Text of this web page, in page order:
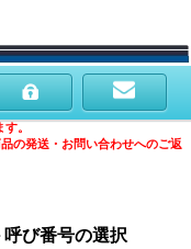
。
の発送・お問い合わせへのご返
び番号の選択